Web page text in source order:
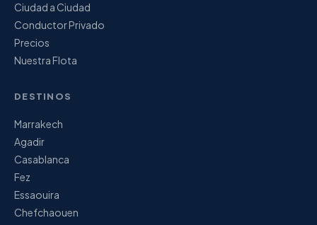
Ciudad a Ciudad
Conductor Privado
Precios
Nuestra Flota
DESTINOS
Marrakech
Agadir
Casablanca
Fez
Essaouira
Chefchaouen